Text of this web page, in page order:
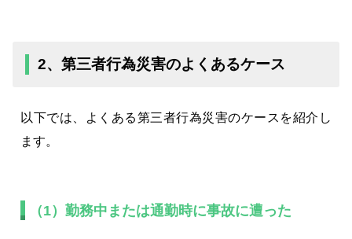
2、第三者行為災害のよくあるケース
以下では、よくある第三者行為災害のケースを紹介し
ます。
（1）勤務中または通勤時に事故に遭った